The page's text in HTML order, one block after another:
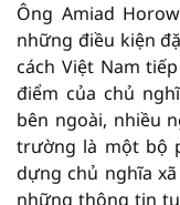
Ông Amiad
những điều kiện
cách Việt Nam
điểm của chủ
bên ngoài, nhiều
trường là một bộ
dựng chủ nghĩa xã
những thông tin